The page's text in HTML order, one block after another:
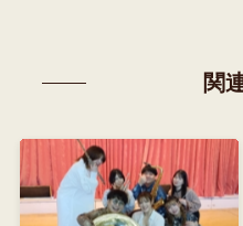
関